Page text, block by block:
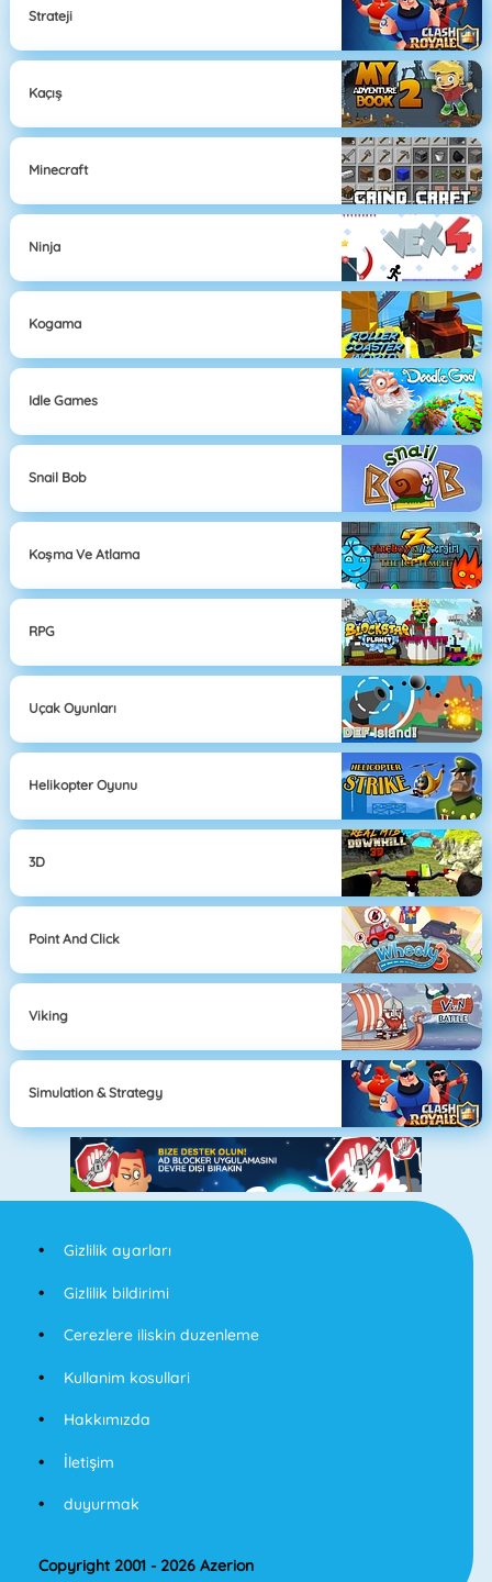
Strateji
Kaçış
Minecraft
Ninja
Kogama
Idle Games
Snail Bob
Koşma Ve Atlama
RPG
Uçak Oyunları
Helikopter Oyunu
3D
Point And Click
Viking
Simulation & Strategy
Gizlilik ayarları
Gizlilik bildirimi
Cerezlere iliskin duzenleme
Kullanim kosullari
Hakkımızda
İletişim
duyurmak
Copyright 2001 - 2026 Azerion